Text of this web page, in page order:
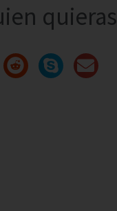
quieras